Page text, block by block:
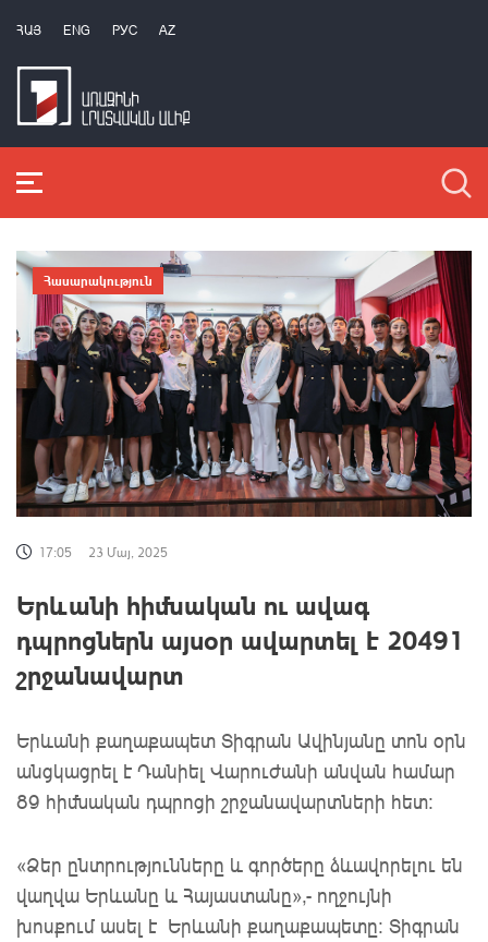
ՀԱՅ ENG РУС AZ
Հասարակություն
17:05 23 Մայ, 2025
Երևանի հիմնական ու ավագ
դպրոցներն այսօր ավարտել է 20491
շրջանավարտ
Երևանի քաղաքապետ Տիգրան Ավինյանը տոն օրն
անցկացրել է Դանիել Վարուժանի անվան համար
89 հիմնական դպրոցի շրջանավարտների հետ:
«Ձեր ընտրությունները և գործերը ձևավորելու են
վաղվա Երևանը և Հայաստանը»,- ողջույնի
խոսքում ասել է Երևանի քաղաքապետը: Տիգրան